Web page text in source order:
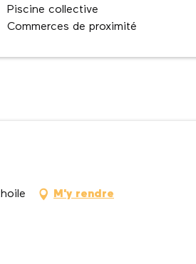
Piscine collective
Commerces de proximité
M'y rendre